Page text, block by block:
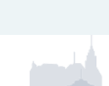
Bakırcılar & Kalaycılar
Balık Restorantlar